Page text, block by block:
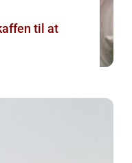
til at